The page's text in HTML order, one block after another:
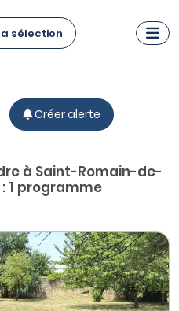
sélection
Créer alerte
à Saint-Romain-de-
1 programme